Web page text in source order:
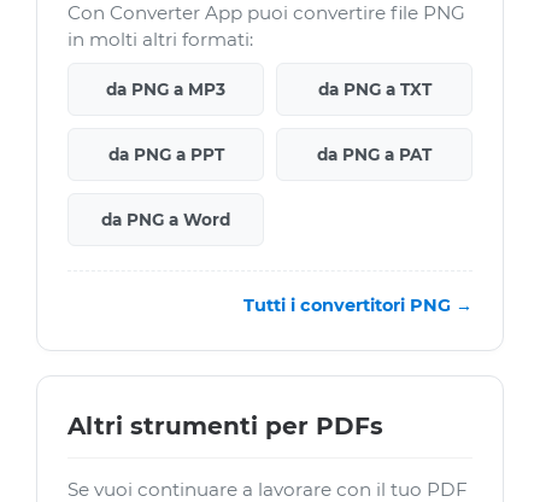
Con Converter App puoi convertire file PNG
in molti altri formati:
da PNG a MP3 da PNG a TXT
da PNG a PPT da PNG a PAT
da PNG a Word
Tutti i convertitori PNG →
Altri strumenti per PDFs
Se vuoi continuare a lavorare con il tuo PDF